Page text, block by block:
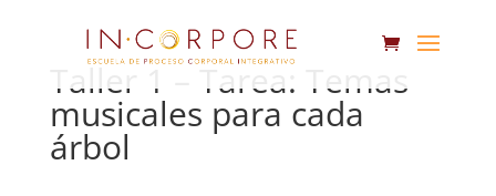
Taller 1 – Tarea: Temas
musicales para cada
árbol